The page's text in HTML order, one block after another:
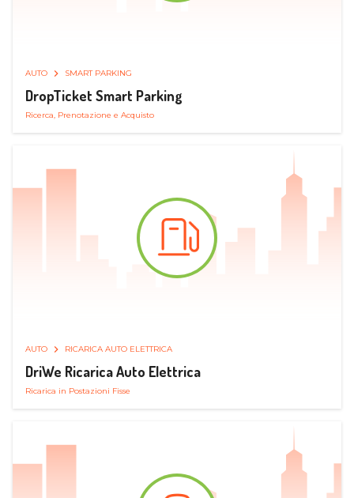
AUTO SMART PARKING
DropTicket Smart Parking
Ricerca, Prenotazione e Acquisto
AUTO RICARICA AUTO ELETTRICA
DriWe Ricarica Auto Elettrica
Ricarica in Postazioni Fisse